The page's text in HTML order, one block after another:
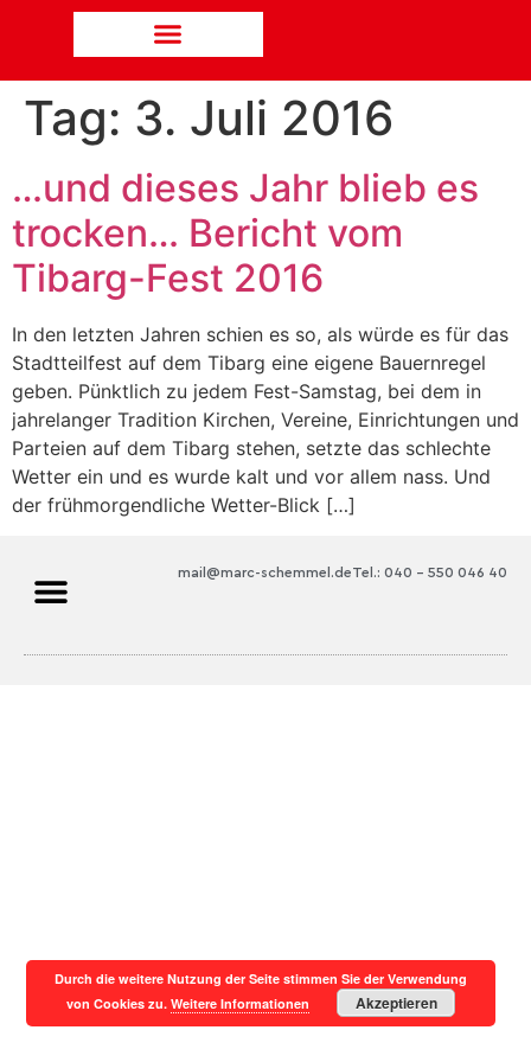
Tag: 3. Juli 2016
…und dieses Jahr blieb es
trocken… Bericht vom
Tibarg-Fest 2016
In den letzten Jahren schien es so, als würde es für das
Stadtteilfest auf dem Tibarg eine eigene Bauernregel
geben. Pünktlich zu jedem Fest-Samstag, bei dem in
jahrelanger Tradition Kirchen, Vereine, Einrichtungen und
Parteien auf dem Tibarg stehen, setzte das schlechte
Wetter ein und es wurde kalt und vor allem nass. Und
der frühmorgendliche Wetter-Blick […]
Tel.: 040 – 550 046 40
mail@marc-schemmel.de
Durch die weitere Nutzung der Seite stimmen Sie der Verwendung
von Cookies zu.Weitere Informationen Akzeptieren